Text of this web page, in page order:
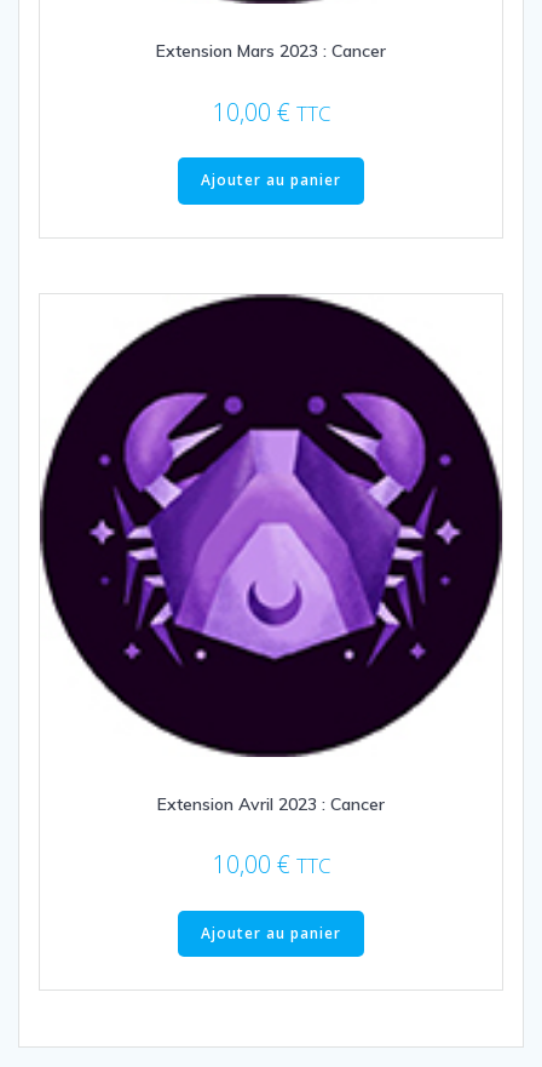
Extension Mars 2023 : Cancer
10,00 € TTC
Ajouter au panier
Extension Avril 2023 : Cancer
10,00 € TTC
Ajouter au panier